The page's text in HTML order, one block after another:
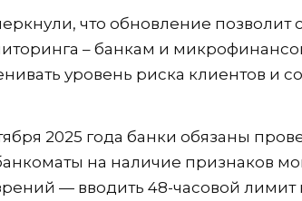
что обновление позволит
– банкам и
уровень риска клиентов и
2025 года банки обязаны
на наличие признаков
— вводить 48-часовой лимит